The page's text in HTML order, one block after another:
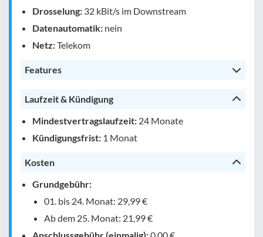
Drosselung: 32 kBit/s im Downstream
Datenautomatik: nein
Netz:Telekom
Features
Laufzeit & Kündigung
Mindestvertragslaufzeit: 24 Monate
Kündigungsfrist: 1 Monat
Kosten
Grundgebühr:
01. bis 24. Monat: 29,99 €
Ab dem 25. Monat: 21,99 €